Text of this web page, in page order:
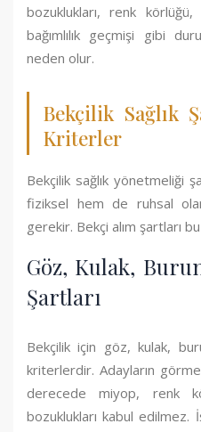
bozuklukları, renk
bağımlılık geçmişi gibi
neden olur.
Bekçilik Sağlık
Kriterler
Bekçilik sağlık yönetmeliği
fiziksel hem de ruhsal
gerekir. Bekçi alım şartları
Göz, Kulak,
Şartları
Bekçilik için göz, kulak,
kriterlerdir. Adayların
derecede miyop, renk
bozuklukları kabul edilmez.